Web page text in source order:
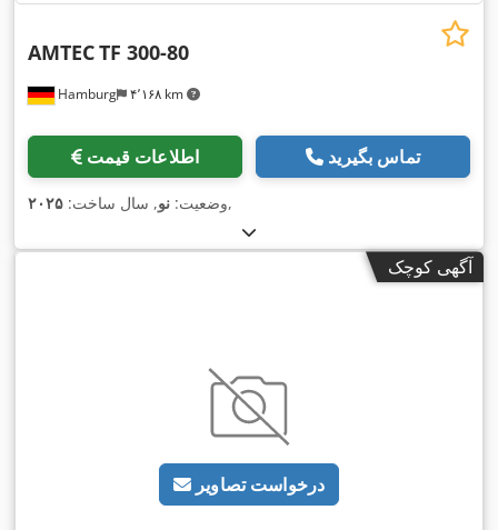
Hamburg ۴٬۱۶۸ km
AMTECTF 300-80
اطلاعات قیمت تماس بگیرید
وضعیت: نو, سال ساخت: ۲۰۲۵ ,
آگهی کوچک
درخواست تصاویر